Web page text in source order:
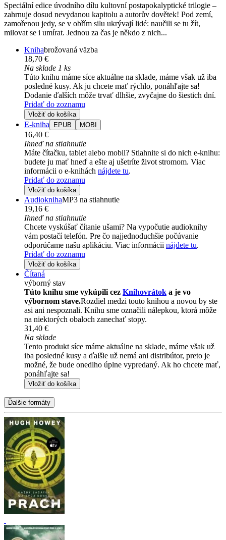
Speciální edice úvodního dílu kultovní postapokalyptické trilogie –
zahrnuje dosud nevydanou kapitolu a autorův dovětek! Pod zemí,
zamořenou jedy, se v obřím silu ukrývají lidé: naučili se tu žít,
milovat se i umírat. Jednou za čas je někdo z nich...
Knihabrožovaná väzba
18,70 €
Na sklade 1 ks
Túto knihu máme síce aktuálne na sklade, máme však už iba
posledné kusy. Ak ju chcete mať rýchlo, ponáhľajte sa!
Dodanie ďalších môže trvať dlhšie, zvyčajne do šiestich dní.
Pridať do zoznamu
Vložiť do košíka
E-kniha EPUB MOBI
16,40 €
Ihneď na stiahnutie
Máte čítačku, tablet alebo mobil? Stiahnite si do nich e-knihu:
budete ju mať hneď a ešte aj ušetríte život stromom. Viac
informácii o e-knihách nájdete tu.
Pridať do zoznamu
Vložiť do košíka
AudioknihaMP3 na stiahnutie
19,16 €
Ihneď na stiahnutie
Chcete vyskúšať čítanie ušami? Na vypočutie audioknihy
vám postačí telefón. Pre čo najjednoduchšie počúvanie
odporúčame našu aplikáciu. Viac informácii nájdete tu.
Pridať do zoznamu
Vložiť do košíka
Čítaná
výborný stav
Túto knihu sme vykúpili cez Knihovrátok a je vo
výbornom stave.Rozdiel medzi touto knihou a novou by ste
asi ani nespoznali. Knihu sme označili nálepkou, ktorá môže
na niektorých obaloch zanechať stopy.
31,40 €
Na sklade
Tento produkt síce máme aktuálne na sklade, máme však už
iba posledné kusy a ďalšie už nemá ani distribútor, preto je
možné, že bude onedlho úplne vypredaný. Ak ho chcete mať,
ponáhľajte sa!
Vložiť do košíka
Ďalšie formáty